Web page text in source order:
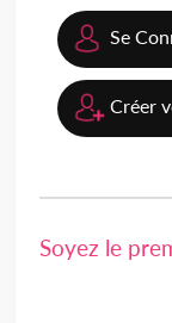
Se
Créer
Soyez le